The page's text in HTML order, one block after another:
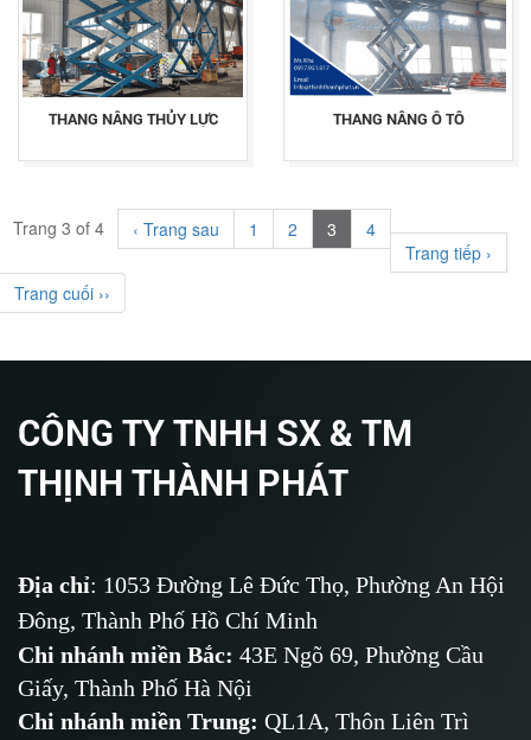
THANG NÂNG THỦY LỰC THANG NÂNG Ô TÔ
Trang 3 of 4 ‹ Trang sau 1 2 3
4
Trang tiếp ›
Trang cuối ››
CÔNG TY TNHH SX & TM
THỊNH THÀNH PHÁT
Địa chỉ: 1053 Đường Lê Đức Thọ, Phường An Hội
Đông, Thành Phố Hồ Chí Minh
Chi nhánh miền Bắc: 43E Ngõ 69, Phường Cầu
Giấy, Thành Phố Hà Nội
Chi nhánh miền Trung: QL1A, Thôn Liên Trì